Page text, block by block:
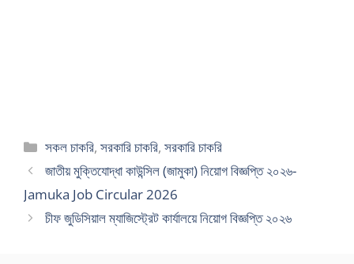
Categories
সকল চাকরি,সরকারি চাকরি,সরকারি চাকরি
জাতীয় মুক্তিযোদ্ধা কাউন্সিল (জামুকা) নিয়োগ বিজ্ঞপ্তি ২০২৬-
Jamuka Job Circular 2026
চীফ জুডিসিয়াল ম্যাজিস্ট্রেট কার্যালয়ে নিয়োগ বিজ্ঞপ্তি ২০২৬